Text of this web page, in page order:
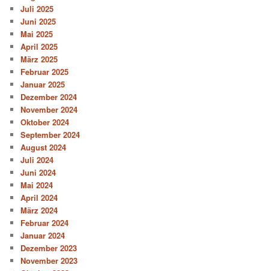
Juli 2025
Juni 2025
Mai 2025
April 2025
März 2025
Februar 2025
Januar 2025
Dezember 2024
November 2024
Oktober 2024
September 2024
August 2024
Juli 2024
Juni 2024
Mai 2024
April 2024
März 2024
Februar 2024
Januar 2024
Dezember 2023
November 2023